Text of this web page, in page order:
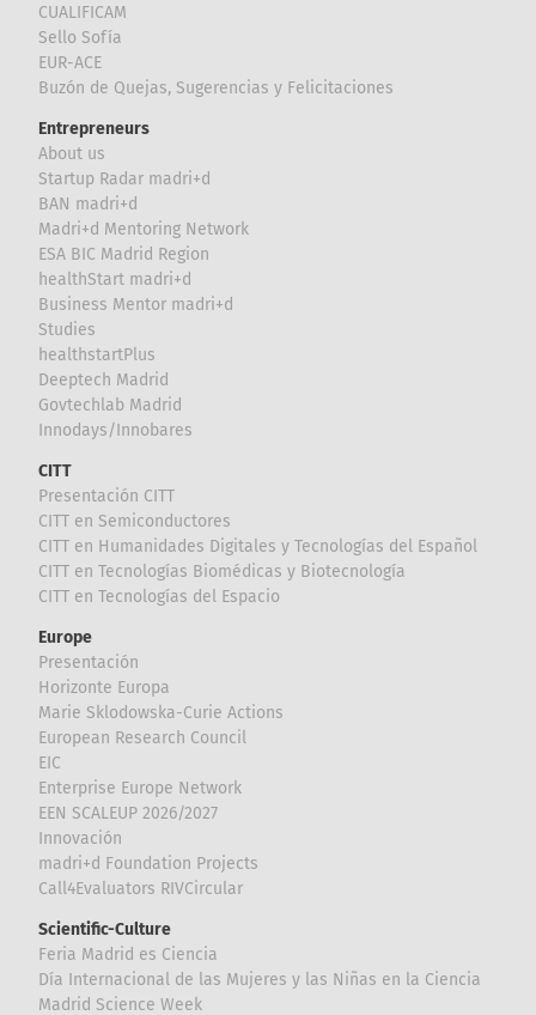
CUALIFICAM
Sello Sofía
EUR-ACE
Buzón de Quejas, Sugerencias y Felicitaciones
Entrepreneurs
About us
Startup Radar madri+d
BAN madri+d
Madri+d Mentoring Network
ESA BIC Madrid Region
healthStart madri+d
Business Mentor madri+d
Studies
healthstartPlus
Deeptech Madrid
Govtechlab Madrid
Innodays/Innobares
CITT
Presentación CITT
CITT en Semiconductores
CITT en Humanidades Digitales y Tecnologías del Español
CITT en Tecnologías Biomédicas y Biotecnología
CITT en Tecnologías del Espacio
Europe
Presentación
Horizonte Europa
Marie Sklodowska-Curie Actions
European Research Council
EIC
Enterprise Europe Network
EEN SCALEUP 2026/2027
Innovación
madri+d Foundation Projects
Call4Evaluators RIVCircular
Scientific-Culture
Feria Madrid es Ciencia
Día Internacional de las Mujeres y las Niñas en la Ciencia
Madrid Science Week